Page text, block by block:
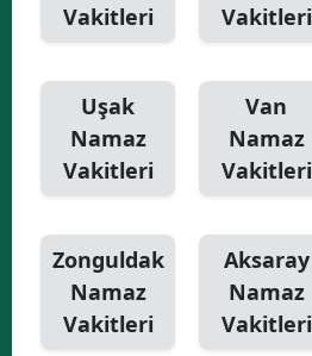
Vakitleri
Vakitleri
Uşak
Namaz
Vakitleri
Van
Namaz
Vakitleri
Zonguldak
Namaz
Vakitleri
Aksaray
Namaz
Vakitleri